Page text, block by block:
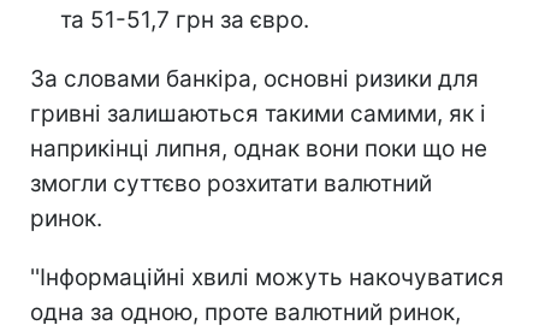
та 51-51,7 грн за євро.
За словами банкіра, основні ризики для
гривні залишаються такими самими, як і
наприкінці липня, однак вони поки що не
змогли суттєво розхитати валютний
ринок.
''Інформаційні хвилі можуть накочуватися
одна за одною, проте валютний ринок,